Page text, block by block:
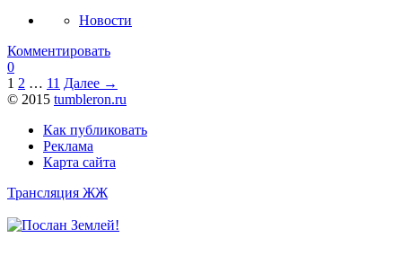
Новости
Комментировать
0
1 2 … 11 Далее →
© 2015 tumbleron.ru
Как публиковать
Реклама
Карта сайта
Трансляция ЖЖ